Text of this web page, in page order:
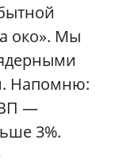
око». Мы
Напомню:
—
3%.